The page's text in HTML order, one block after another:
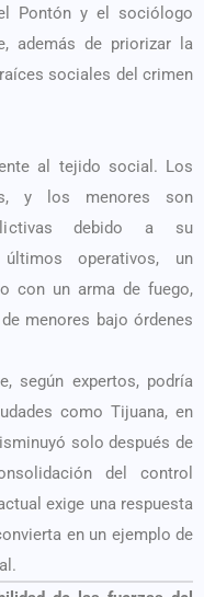
Pontón y el sociólogo
además de priorizar la
sociales del crimen
al tejido social. Los
y los menores son
debido a su
operativos, un
con un arma de fuego,
menores bajo órdenes
según expertos, podría
como Tijuana, en
solo después de
del control
exige una respuesta
en un ejemplo de